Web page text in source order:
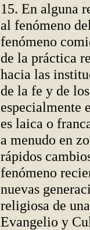
15. En alguna
al fenómeno
fenómeno
de la práctica
hacia las
de la fe y de
especialmente
es laica o
a menudo en
rápidos
fenómeno
nuevas
religiosa de
Evangelio y